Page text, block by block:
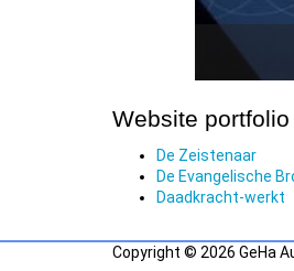
Website portfolio
De Zeistenaar
De Evangelische
Daadkracht-werkt
Copyright © 2026 GeHa